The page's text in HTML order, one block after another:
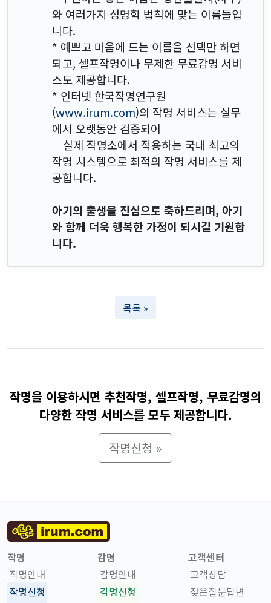
와 여러가지 성명학 법칙에 맞는 이름들입
니다.
* 예쁘고 마음에 드는 이름을 선택만 하면
되고, 셀프작명이나 무제한 무료감명 서비
스도 제공합니다.
* 인터넷 한국작명연구원
(www.irum.com)의 작명 서비스는 실무
에서 오랫동안 검증되어
실제 작명소에서 적용하는 국내 최고의
작명 시스템으로 최적의 작명 서비스를 제
공합니다.
아기의 출생을 진심으로 축하드리며, 아기
와 함께 더욱 행복한 가정이 되시길 기원합
니다.
목록 »
작명을 이용하시면 추천작명, 셀프작명, 무료감명의
다양한 작명 서비스를 모두 제공합니다.
작명신청 »
작명
작명안내
작명신청
감명
감명안내
감명신청
고객센터
고객상담
잦은질문답변